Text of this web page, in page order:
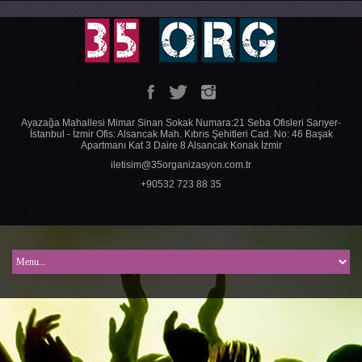
Ayazağa Mahallesi Mimar Sinan Sokak Numara:21 Seba Ofisleri Sarıyer-
İstanbul - İzmir Ofis: Alsancak Mah. Kıbrıs Şehitleri Cad. No: 46 Başak
Apartmanı Kat 3 Daire 8 Alsancak Konak İzmir
iletisim@35organizasyon.com.tr
+90532 723 88 35